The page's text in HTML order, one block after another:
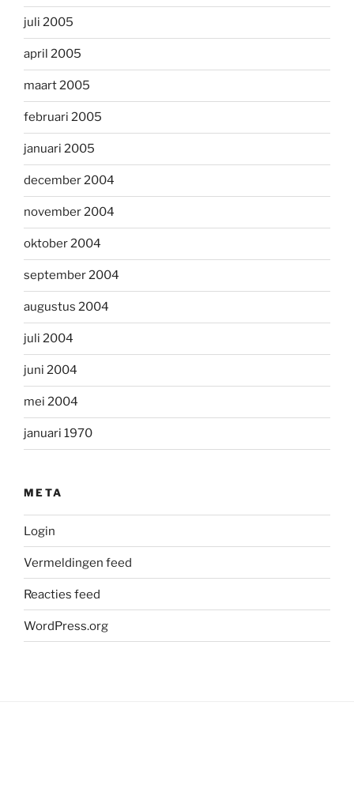
juli 2005
april 2005
maart 2005
februari 2005
januari 2005
december 2004
november 2004
oktober 2004
september 2004
augustus 2004
juli 2004
juni 2004
mei 2004
januari 1970
META
Login
Vermeldingen feed
Reacties feed
WordPress.org